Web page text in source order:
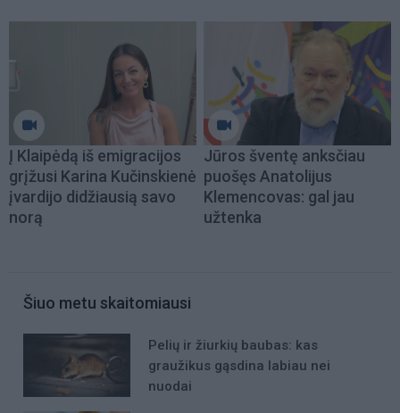
Į Klaipėdą iš emigracijos
grįžusi Karina Kučinskienė
įvardijo didžiausią savo
norą
Jūros šventę anksčiau
puošęs Anatolijus
Klemencovas: gal jau
užtenka
Šiuo metu skaitomiausi
Pelių ir žiurkių baubas: kas
graužikus gąsdina labiau nei
nuodai